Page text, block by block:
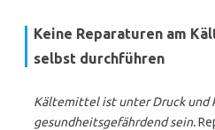
Keine Reparaturen am
selbst durchführen
Kältemittel ist unter Druck und
gesundheitsgefährdend sein.